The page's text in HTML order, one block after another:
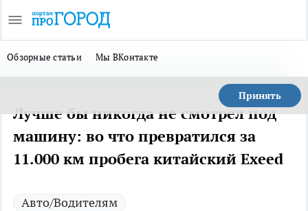
Обзорные статьи Мы ВКонтакте
Принять
Лучше бы никогда не смотрел под
машину: во что превратился за
11.000 км пробега китайский Exeed
Авто/Водителям